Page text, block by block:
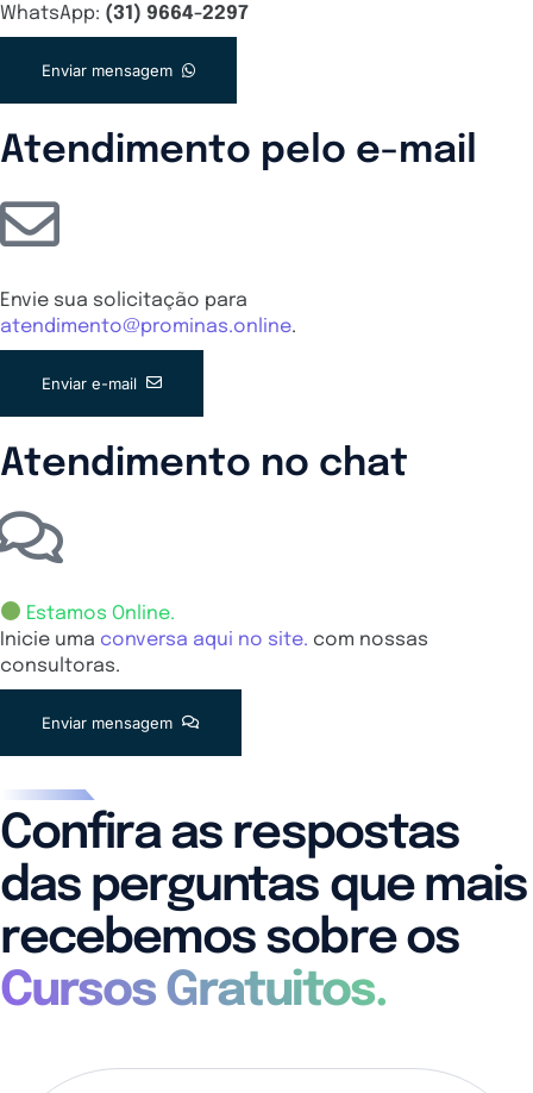
WhatsApp: (31) 9664-2297
Enviar mensagem
Atendimento pelo e-mail
Envie sua solicitação para
atendimento@prominas.online.
Enviar e-mail
Atendimento no chat
Estamos Online.
Inicie uma conversa aqui no site. com nossas
consultoras.
Enviar mensagem
Confira as respostas
das perguntas que mais
recebemos sobre os
Cursos Gratuitos.